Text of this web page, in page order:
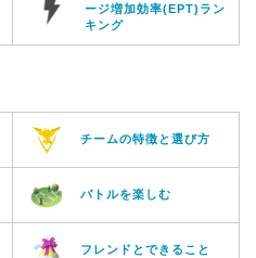
ージ増加効率(EPT)ラン
キング
チームの特徴と選び方
バトルを楽しむ
フレンドとできること